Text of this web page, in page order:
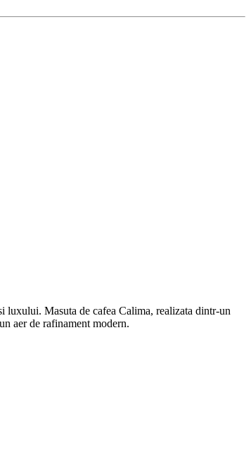
luxului. Masuta de cafea Calima, realizata dintr-un
aer de rafinament modern.